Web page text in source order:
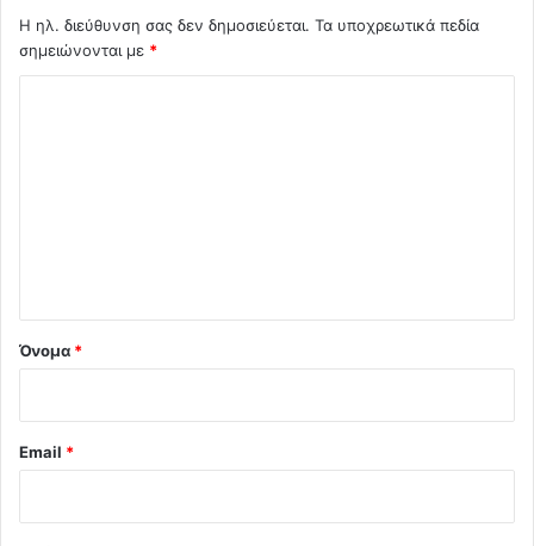
Η ηλ. διεύθυνση σας δεν δημοσιεύεται. Τα υποχρεωτικά πεδία
σημειώνονται με *
Όνομα *
Email *